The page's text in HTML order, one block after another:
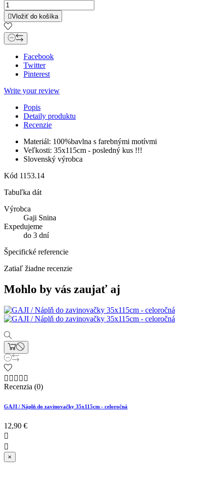
Vložiť do košíka
Facebook
Twitter
Pinterest
Write your review
Popis
Detaily produktu
Recenzie
Materiál: 100%bavlna s farebnými motívmi
Veľkosti: 35x115cm - posledný kus !!!
Slovenský výrobca
Kód 1153.14
Tabuľka dát
Výrobca
Gaji Snina
Expedujeme
do 3 dní
Špecifické referencie
Zatiaľ žiadne recenzie
Mohlo by vás zaujať aj
    
Recenzia (0)
GAJI / Náplň do zavinovačky 35x115cm - celoročná
12,90 €


×